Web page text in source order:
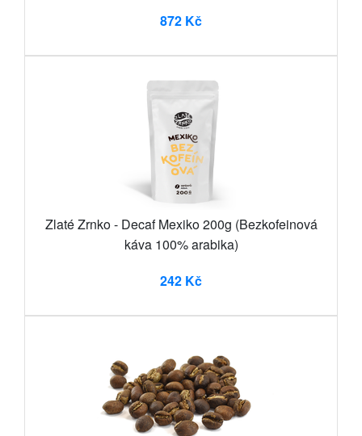
872 Kč
Zlaté Zrnko - Decaf Mexiko 200g (Bezkofeinová
káva 100% arabika)
242 Kč